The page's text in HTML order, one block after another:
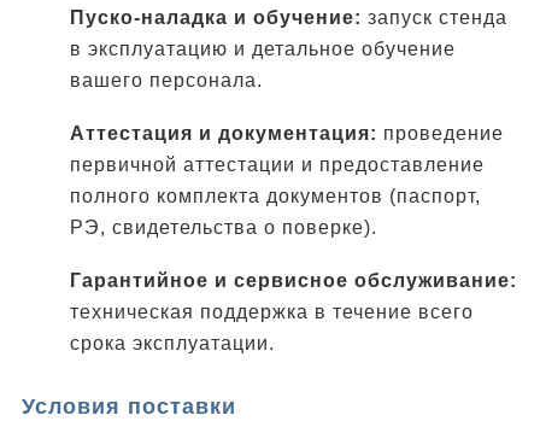
Пуско-наладка и обучение: запуск стенда
в эксплуатацию и детальное обучение
вашего персонала.
Аттестация и документация: проведение
первичной аттестации и предоставление
полного комплекта документов (паспорт,
РЭ, свидетельства о поверке).
Гарантийное и сервисное обслуживание:
техническая поддержка в течение всего
срока эксплуатации.
Условия поставки